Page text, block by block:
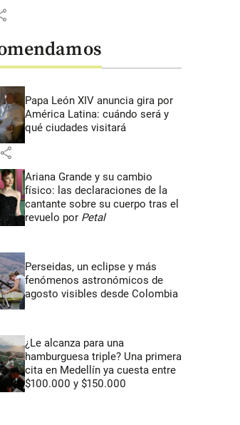
Papa León XIV anuncia gira por
América Latina: cuándo será y
qué ciudades visitará
share
Ariana Grande y su cambio
físico: las declaraciones de la
cantante sobre su cuerpo tras el
revuelo por Petal
Perseidas, un eclipse y más
fenómenos astronómicos de
agosto visibles desde Colombia
¿Le alcanza para una
hamburguesa triple? Una primera
cita en Medellín ya cuesta entre
$100.000 y $150.000